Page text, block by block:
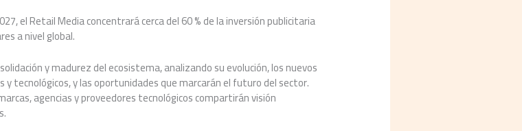
el Retail Media concentrará cerca del 60 % de la inversión publicitaria
a nivel global.
y madurez del ecosistema, analizando su evolución, los nuevos
tecnológicos, y las oportunidades que marcarán el futuro del sector.
agencias y proveedores tecnológicos compartirán visión